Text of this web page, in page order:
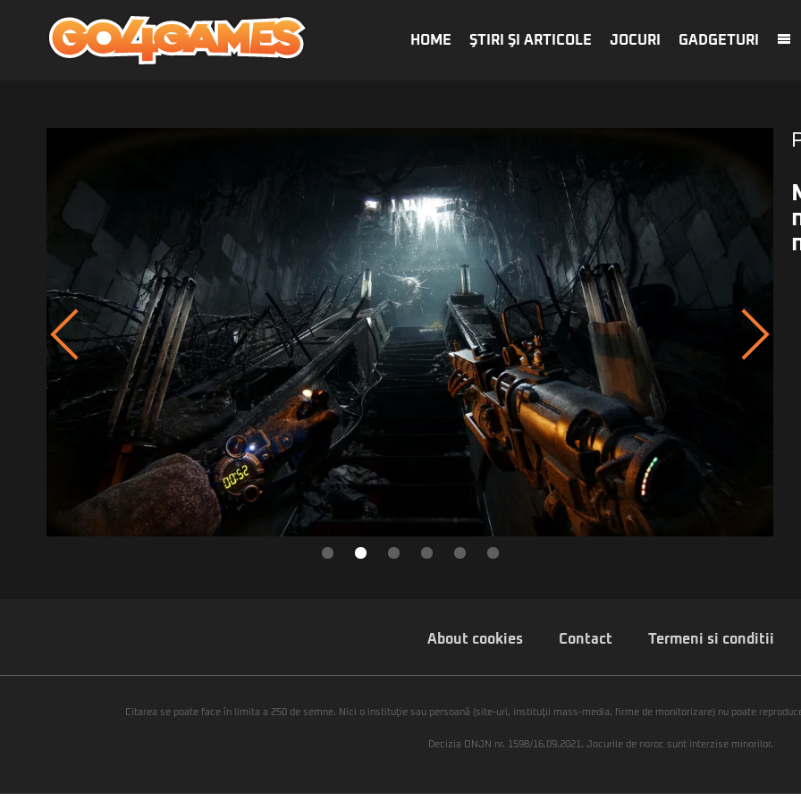
HOME ŞTIRI ŞI ARTICOLE JOCURI GADGETURI
About cookies Contact Termeni si conditii
Citarea se poate face în limita a 250 de semne. Nici o instituţie sau persoană (site-uri, instituţii mass-media, firme de monitorizare) nu poate
Decizia ONJN nr. 1598/16.09.2021. Jocurile de noroc sunt interzise minorilor.